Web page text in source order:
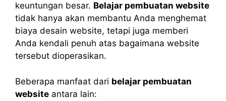
keuntungan besar. Belajar pembuatan website
tidak hanya akan membantu Anda menghemat
biaya desain website, tetapi juga memberi
Anda kendali penuh atas bagaimana website
tersebut dioperasikan.
Beberapa manfaat dari belajar pembuatan
website antara lain: